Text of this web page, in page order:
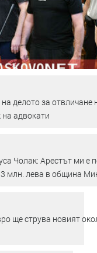
делото за
на адвокати
Чолак: Арестът ми е
млн. лева в община
ще струва новият